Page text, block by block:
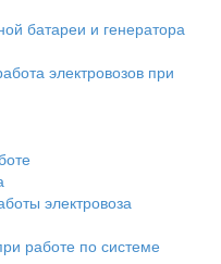
батареи и генератора
электровозов при
электровоза
работе по системе